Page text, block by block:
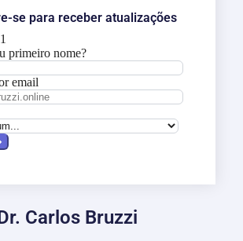
se para receber atualizações
Carlos Bruzzi